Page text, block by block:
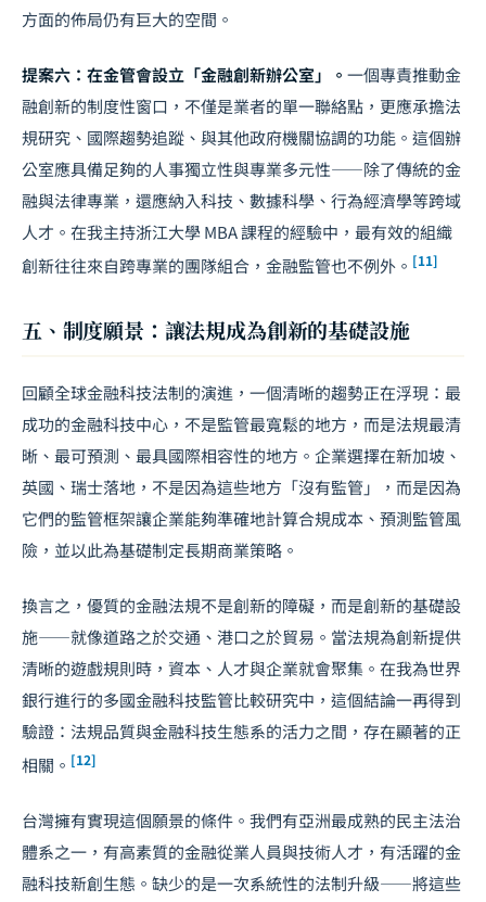
方面的佈局仍有巨大的空間。
提案六：在金管會設立「金融創新辦公室」。 一個專責推動金
融創新的制度性窗口，不僅是業者的單一聯絡點，更應承擔法
規研究、國際趨勢追蹤、與其他政府機關協調的功能。這個辦
公室應具備足夠的人事獨立性與專業多元性——除了傳統的金
融與法律專業，還應納入科技、數據科學、行為經濟學等跨域
人才。在我主持浙江大學 MBA 課程的經驗中，最有效的組織
創新往往來自跨專業的團隊組合，金融監管也不例外。 [11]
五、制度願景：讓法規成為創新的基礎設施
回顧全球金融科技法制的演進，一個清晰的趨勢正在浮現：最
成功的金融科技中心，不是監管最寬鬆的地方，而是法規最清
晰、最可預測、最具國際相容性的地方。企業選擇在新加坡、
英國、瑞士落地，不是因為這些地方「沒有監管」，而是因為
它們的監管框架讓企業能夠準確地計算合規成本、預測監管風
險，並以此為基礎制定長期商業策略。
換言之，優質的金融法規不是創新的障礙，而是創新的基礎設
施——就像道路之於交通、港口之於貿易。當法規為創新提供
清晰的遊戲規則時，資本、人才與企業就會聚集。在我為世界
銀行進行的多國金融科技監管比較研究中，這個結論一再得到
驗證：法規品質與金融科技生態系的活力之間，存在顯著的正
相關。 [12]
台灣擁有實現這個願景的條件。我們有亞洲最成熟的民主法治
體系之一，有高素質的金融從業人員與技術人才，有活躍的金
融科技新創生態。缺少的是一次系統性的法制升級——將這些